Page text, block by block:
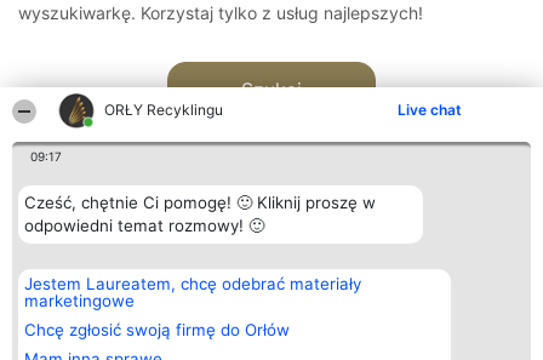
ORŁY Recyklingu Live chat
09:17
Cześć, chętnie Ci pomogę! 🙂 Kliknij proszę w
odpowiedni temat rozmowy! 🙂
Jestem Laureatem, chcę odebrać materiały
marketingowe
Chcę zgłosić swoją firmę do Orłów
wyszukiwarkę. Korzystaj tylko z usług najlepszych!
Szukaj
Organizator plebiscytu
Bright Side Solutions sp. z o.
o. sp. k.
ul. Ruska 22
Wrocław 50-079
Plebiscyt
Laureaci
wszystkich
Laureatów
Kontakt
Kontakt